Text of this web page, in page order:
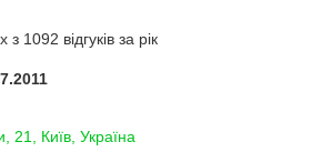
1092 відгуків за рік
21, Київ, Україна